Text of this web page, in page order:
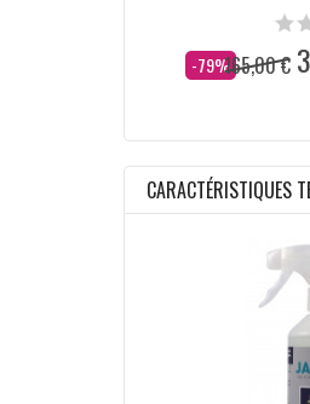
-79%
Dès 165,00 €
CARACTÉRISTIQUES